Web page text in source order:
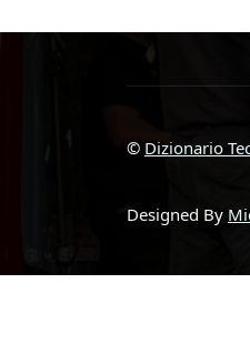
© Dizionario
Designed By